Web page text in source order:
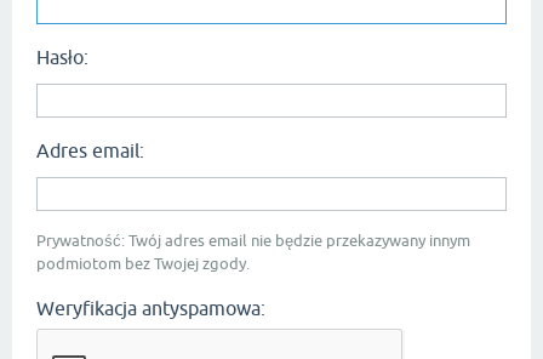
Hasło:
Adres email:
Prywatność: Twój adres email nie będzie przekazywany innym
podmiotom bez Twojej zgody.
Weryfikacja antyspamowa: